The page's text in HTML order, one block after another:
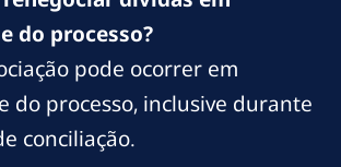
do processo?
pode ocorrer em
do processo, inclusive durante
conciliação.